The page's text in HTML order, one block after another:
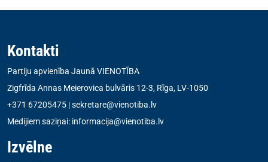
Kontakti
Partiju apvienība Jaunā VIENOTĪBA
Zigfrīda Annas Meierovica bulvāris 12-3, Rīga, LV-1050
+371 67205475 |sekretare@vienotiba.lv
Medijiem saziņai: informacija@vienotiba.lv
Izvēlne